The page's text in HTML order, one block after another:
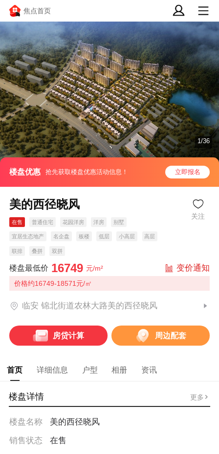
焦点首页
楼盘优惠 抢先获取楼盘优惠活动信息！ 立即报名
1/36
美的西径晓风
在售 普通住宅 花园洋房 洋房 别墅
宜居生态地产 名企盘 板楼 低层 小高层 高层
联排 叠拼 双拼
楼盘最低价 16749 元/m² 变价通知
价格约16749-18571元/㎡
临安 锦北街道农林大路美的西径晓风
房贷计算 周边配套
关注
首页 详细信息 户型 相册 资讯
楼盘详情 更多
楼盘名称
美的西径晓风
销售状态
在售